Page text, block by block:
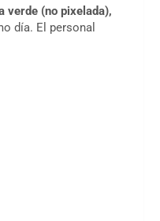
verde (no pixelada),
día. El personal